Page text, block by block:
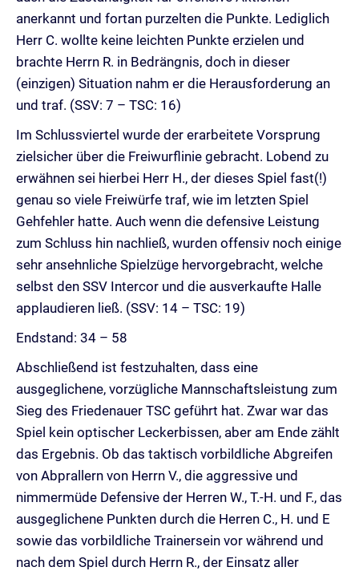
anerkannt und fortan purzelten die Punkte. Lediglich
Herr C. wollte keine leichten Punkte erzielen und
brachte Herrn R. in Bedrängnis, doch in dieser
(einzigen) Situation nahm er die Herausforderung an
und traf. (SSV: 7 – TSC: 16)
Im Schlussviertel wurde der erarbeitete Vorsprung
zielsicher über die Freiwurflinie gebracht. Lobend zu
erwähnen sei hierbei Herr H., der dieses Spiel fast(!)
genau so viele Freiwürfe traf, wie im letzten Spiel
Gehfehler hatte. Auch wenn die defensive Leistung
zum Schluss hin nachließ, wurden offensiv noch einige
sehr ansehnliche Spielzüge hervorgebracht, welche
selbst den SSV Intercor und die ausverkaufte Halle
applaudieren ließ. (SSV: 14 – TSC: 19)
Endstand: 34 – 58
Abschließend ist festzuhalten, dass eine
ausgeglichene, vorzügliche Mannschaftsleistung zum
Sieg des Friedenauer TSC geführt hat. Zwar war das
Spiel kein optischer Leckerbissen, aber am Ende zählt
das Ergebnis. Ob das taktisch vorbildliche Abgreifen
von Abprallern von Herrn V., die aggressive und
nimmermüde Defensive der Herren W., T.-H. und F., das
ausgeglichene Punkten durch die Herren C., H. und E
sowie das vorbildliche Trainersein vor während und
nach dem Spiel durch Herrn R., der Einsatz aller